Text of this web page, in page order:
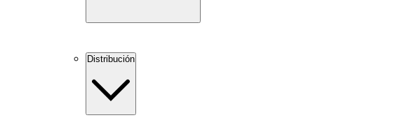
Distribución